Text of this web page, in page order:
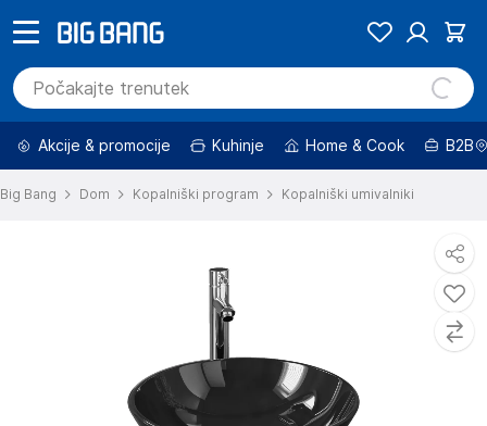
Akcije & promocije Kuhinje Home & Cook B2B
Big Bang Dom Kopalniški program Kopalniški umivalniki